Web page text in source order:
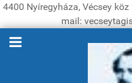
4400 Nyíregyháza, Vécsey
mail: